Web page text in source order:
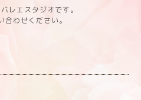
レエスタジオです。
合わせください。